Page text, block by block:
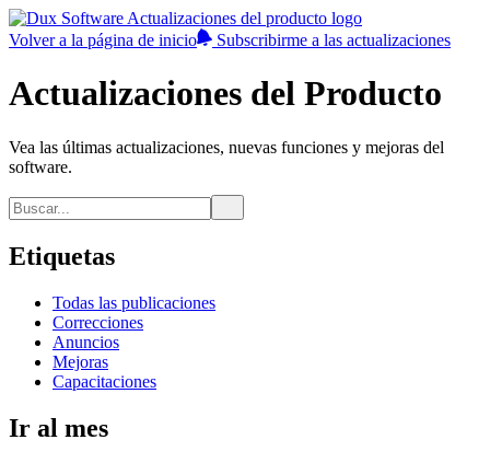
Volver a la página de inicio Subscribirme a las actualizaciones
Actualizaciones del Producto
Vea las últimas actualizaciones, nuevas funciones y mejoras del
software.
Etiquetas
Todas las publicaciones
Correcciones
Anuncios
Mejoras
Capacitaciones
Ir al mes